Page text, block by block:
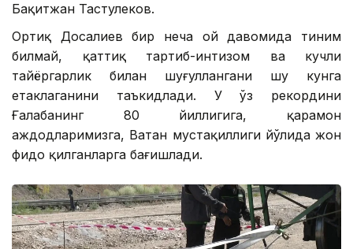
Бақитжан Тастулеков.
Ортиқ Досалиев бир неча ой давомида тиним
билмай, қаттиқ тартиб-интизом ва кучли
тайёргарлик билан шуғуллангани шу кунга
етаклаганини таъкидлади. У ўз рекордини
Ғалабанинг 80 йиллигига, қаҳрамон
аждодларимизга, Ватан мустақиллиги йўлида жон
фидо қилганларга бағишлади.